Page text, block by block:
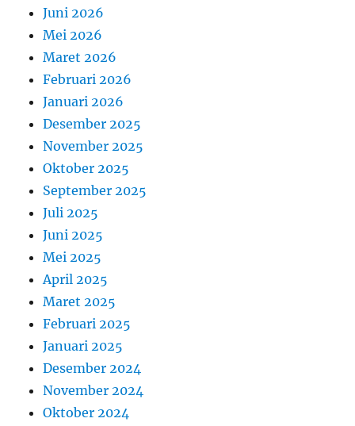
Juni 2026
Mei 2026
Maret 2026
Februari 2026
Januari 2026
Desember 2025
November 2025
Oktober 2025
September 2025
Juli 2025
Juni 2025
Mei 2025
April 2025
Maret 2025
Februari 2025
Januari 2025
Desember 2024
November 2024
Oktober 2024